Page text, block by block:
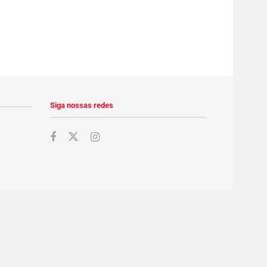
Siga nossas redes